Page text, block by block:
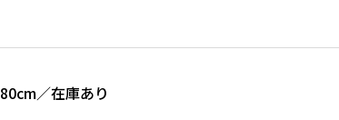
80cm／在庫あり